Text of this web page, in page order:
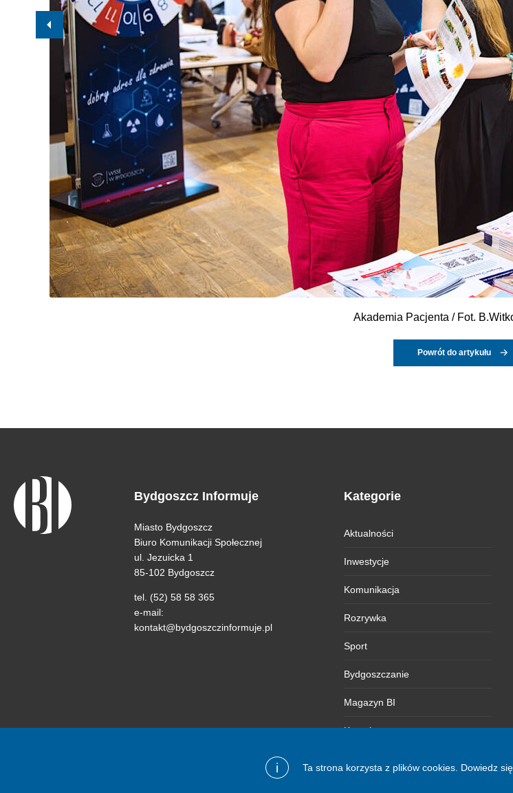
i Ta strona korzysta z plików cookies. Dowiedz
Akademia Pacjenta / Fot.
Powrót do artykułu
Bydgoszcz Informuje
Miasto Bydgoszcz
Biuro Komunikacji Społecznej
ul. Jezuicka 1
85-102 Bydgoszcz
tel. (52) 58 58 365
e-mail:
kontakt@bydgoszczinformuje.pl
Kategorie
Aktualności
Inwestycje
Komunikacja
Rozrywka
Sport
Bydgoszczanie
Magazyn BI
Kontakt